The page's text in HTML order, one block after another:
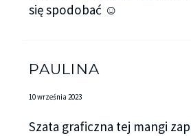
się spodobać ☺️
PAULINA
10 września 2023
Szata graficzna tej mangi